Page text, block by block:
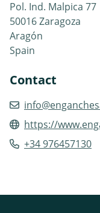
Pol. Ind. Malpica 77
50016 Zaragoza
Aragón
Spain
Contact
https://
+34 976457130